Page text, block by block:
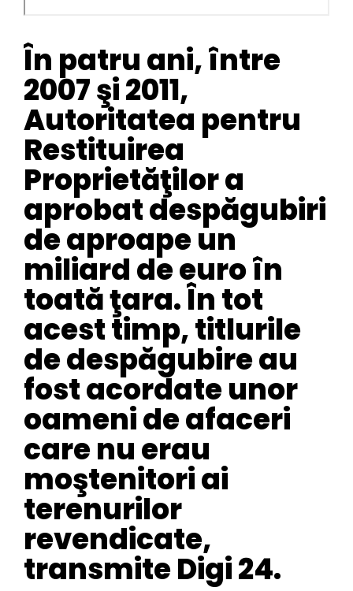
În patru ani, între
2007 şi 2011,
Autoritatea pentru
Restituirea
Proprietăţilor a
aprobat despăgubiri
de aproape un
miliard de euro în
toată ţara. În tot
acest timp, titlurile
de despăgubire au
fost acordate unor
oameni de afaceri
care nu erau
moştenitori ai
terenurilor
revendicate,
transmite Digi 24.